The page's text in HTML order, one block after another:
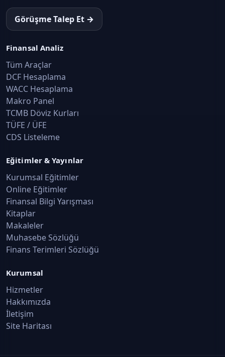
Görüşme Talep Et →
Finansal Analiz
Tüm Araçlar
DCF Hesaplama
WACC Hesaplama
Makro Panel
TCMB Döviz Kurları
TÜFE / ÜFE
CDS Listeleme
Eğitimler & Yayınlar
Kurumsal Eğitimler
Online Eğitimler
Finansal Bilgi Yarışması
Kitaplar
Makaleler
Muhasebe Sözlüğü
Finans Terimleri Sözlüğü
Kurumsal
Hizmetler
Hakkımızda
İletişim
Site Haritası